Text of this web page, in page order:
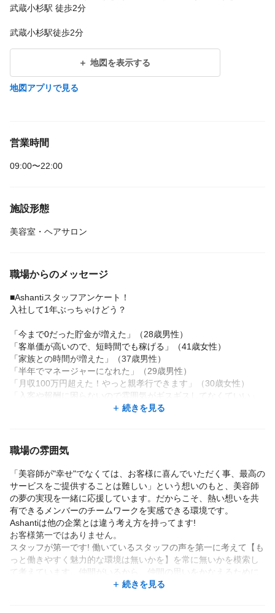
武蔵小杉駅 徒歩2分
武蔵小杉駅徒歩2分
地図を表示する
地図アプリで見る
営業時間
09:00〜22:00
施設形態
美容室・ヘアサロン
職場からのメッセージ
■Ashantiスタッフアンケート！
入社して1年ぶっちゃけどう？
「今まで0だった貯金が増えた」（28歳男性）
「客単価が高いので、短時間でも稼げる」（41歳女性）
「家族との時間が増えた」（37歳男性）
「半年でマネージャーになれた」（29歳男性）
「月収100万円超えた！やっと親孝行できます」（30歳女性）
「入客や報酬に困らないので雰囲気がギスギスしてなくていい」
「半年後に産休に入ります。復帰して働きたい」（29歳女性）
「ガッツリ稼いで、1カ月に１回は趣味のキャンプに行ってます」
（36歳男性）
「お金だけじゃない。けど、お金って大事！！！」（33歳女性）
スタッフの高い満足度から社内紹介も多いのが特徴です。
（2022年紹介数：前年度実績比較41%割増）
＿＿＿＿＿＿＿＿＿＿＿＿＿＿＿＿＿＿＿＿＿＿
〈Ashaniの魅力TOP3をご紹介♪〉
◆1位：集客力
✓集客を専門とする本部スタッフが在籍しているのでお客様0でも
✓集客サイトのAWARD受賞サロン♪
続きを見る
職場の雰囲気
「美容師が"幸せ"でなくては、お客様に喜んでいただく事、最高の
サービスをご提供することは難しい」という想いのもと、美容師
の夢の実現を一緒に応援しています。だからこそ、熱い想いを共
有できるメンバーのチームワークを実感できる環境です。
Ashantiは他の企業とは違う考え方を持ってます!
お客様第一ではありません。
スタッフが第一です! 働いているスタッフの声を第一に考えて【も
っと働きやすく魅力的な環境は無いかを】を常に無いかを模索し
て考えています。仲間がいるから、仲間の思いをかなえるために
続きを見る